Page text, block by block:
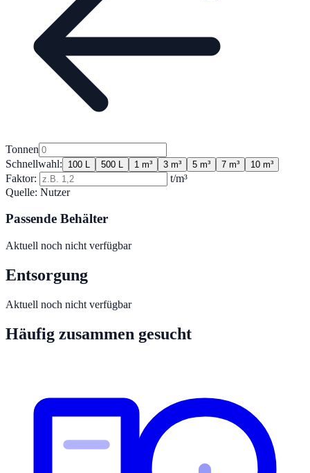
Tonnen
Schnellwahl:
100 L 500 L 1 m³ 3 m³ 5 m³ 7 m³ 10 m³
Faktor:
t/m³
Quelle: Nutzer
Passende Behälter
Aktuell noch nicht verfügbar
Entsorgung
Aktuell noch nicht verfügbar
Häufig zusammen gesucht